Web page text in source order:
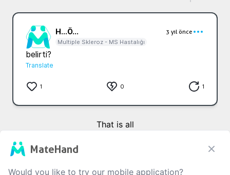
H...Ö...
3 yıl önce
Multiple Skleroz - MS Hastalığı
belirti?
Translate
1 0 1
That is all
MateHand
Would you like to try our mobile application?